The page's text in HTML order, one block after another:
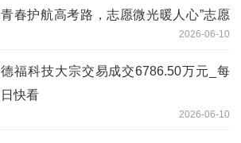
青春护航高考路，志愿微光暖人心”志愿
2026-06-10
德福科技大宗交易成交6786.50万元_每
日快看
2026-06-10